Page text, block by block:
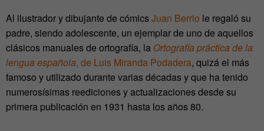
Al ilustrador y dibujante de cómicsJuan Berrio le regaló su
padre, siendo adolescente, un ejemplar de uno de aquellos
clásicos manuales de ortografía, la Ortografía práctica de la
lengua española, de Luis Miranda Podadera, quizá el más
famoso y utilizado durante varias décadas y que ha tenido
numerosísimas reediciones y actualizaciones desde su
primera publicación en 1931 hasta los años 80.